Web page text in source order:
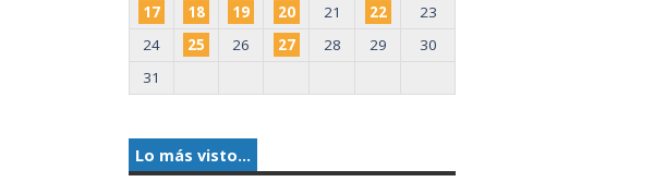
17
18 19 20 21 22
23
24
25 26 27 28 29
30
31
Lo más visto...